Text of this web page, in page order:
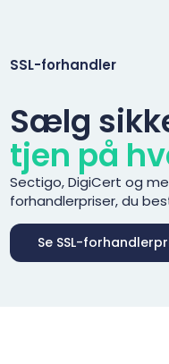
SSL-forhandler
Sælg
tjen på
Sectigo, DigiCert og
forhandlerpriser, du
Se SSL-